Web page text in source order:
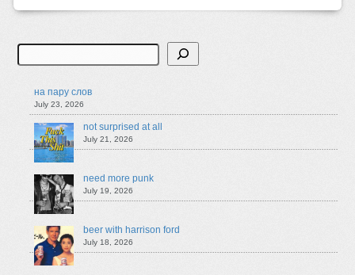
Search
на пару слов
July 23, 2026
not surprised at all
July 21, 2026
need more punk
July 19, 2026
beer with harrison ford
July 18, 2026